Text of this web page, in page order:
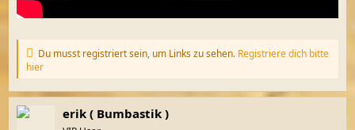
Du musst registriert sein, um Links zu sehen. Registriere dich bitte
hier
erik ( Bumbastik )